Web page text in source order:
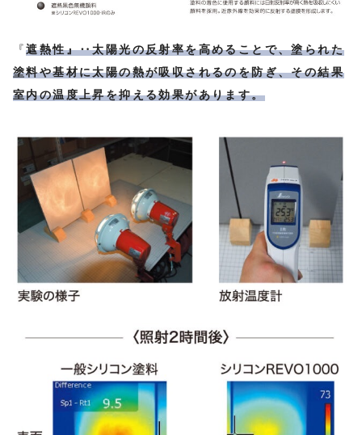
『遮熱性』‥太陽光の反射率を高めることで、塗られた
塗料や基材に太陽の熱が吸収されるのを防ぎ、その結果
室内の温度上昇を抑える効果があります。